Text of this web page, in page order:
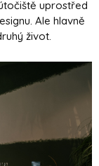
uprostřed
Ale hlavně
život.